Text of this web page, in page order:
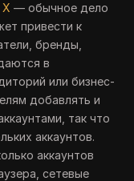
— обычное дело
привести к
бренды,
в
или бизнес-
добавлять и
так что
аккаунтов.
аккаунтов
сетевые